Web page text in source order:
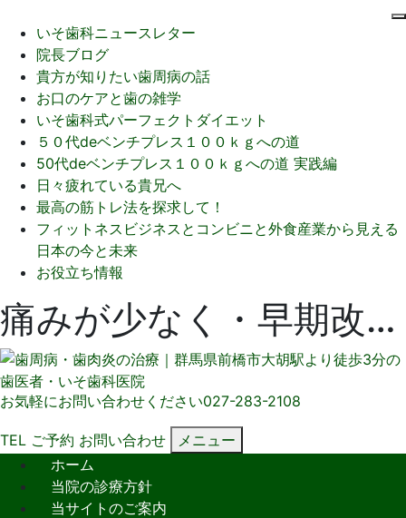
いそ歯科ニュースレター
院長ブログ
貴方が知りたい歯周病の話
お口のケアと歯の雑学
いそ歯科式パーフェクトダイエット
５０代deベンチプレス１００ｋｇへの道
50代deベンチプレス１００ｋｇへの道 実践編
日々疲れている貴兄へ
最高の筋トレ法を探求して！
フィットネスビジネスとコンビニと外食産業から見える
日本の今と未来
お役立ち情報
痛みが少なく・早期改善・わずか１日での歯周病除菌治療
お気軽にお問い合わせください027-283-2108
TEL ご予約 お問い合わせ
メニュー
ホーム
当院の診療方針
当サイトのご案内